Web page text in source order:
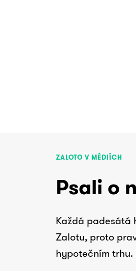
ZALOTO V MÉDIÍCH
Psali o
Každá padesátá
Zalotu, proto
hypotečním trhu.